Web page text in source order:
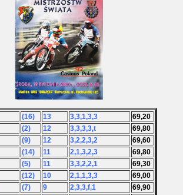
(16) 13 3,3,1,3,3
69,20
(2) 12 3,3,3,3,t
69,80
(9) 12 3,2,2,3,2
69,60
(14) 11 2,1,3,2,3
69,80
(5) 11 3,3,2,2,1
69,30
(12) 10 2,1,1,3,3
69,00
(7) 9 2,3,3,f,1
69,90